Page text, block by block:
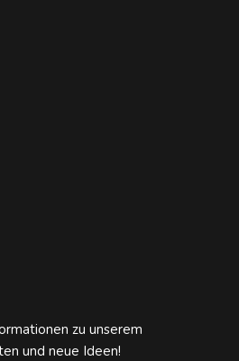
zu unserem
und neue Ideen!